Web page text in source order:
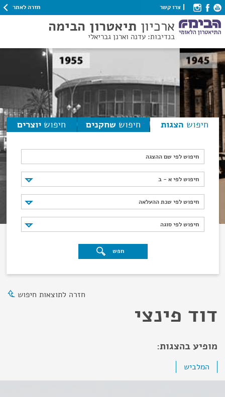
צרו קשר חזרה לאתר
ארכיון תיאטרון הבימה
בנדיבות: עדנה וארנן גבריאלי
חיפוש הצגות חיפוש שחקנים חיפוש יוצרים
חיפוש לפי שם ההצגה
חיפוש לפי א - ב
חיפוש לפי א - ב
חיפוש לפי שנת ההעלאה
חיפוש לפי שנת ההעלאה
חיפוש לפי סוגה
חיפוש לפי סוגה
חפש
חזרה לתוצאות חיפוש
דוד פינצי
מופיע בהצגות:
המלביש